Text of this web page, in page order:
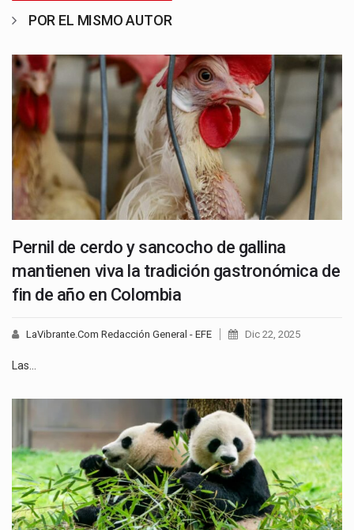
POR EL MISMO AUTOR
Pernil de cerdo y sancocho de gallina
mantienen viva la tradición gastronómica de
fin de año en Colombia
LaVibrante.Com Redacción General - EFE Dic 22, 2025
Las…